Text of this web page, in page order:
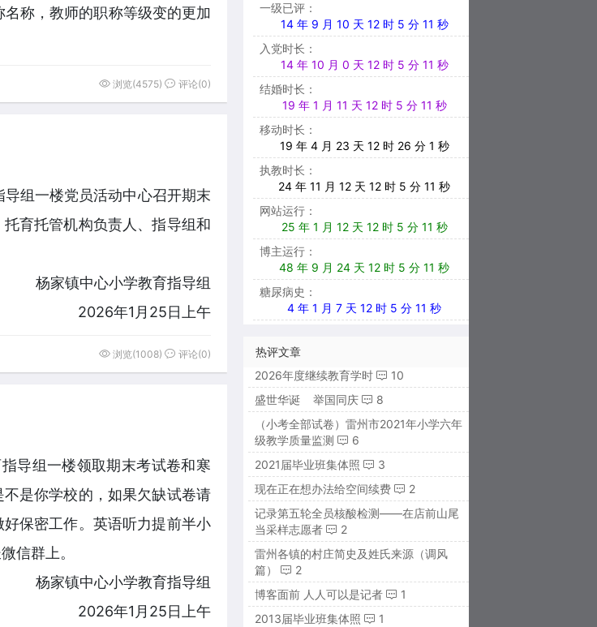
称，教师的职称等级变的更加
浏览(4575) 评论(0)
组一楼党员活动中心召开期末
育托管机构负责人、指导组和
杨家镇中心小学教育指导组
2026年1月25日上午
浏览(1008) 评论(0)
导组一楼领取期末考试卷和寒
是你学校的，如果欠缺试卷请
保密工作。英语听力提前半小
信群上。
杨家镇中心小学教育指导组
2026年1月25日上午
一级已评：
14 年 9 月 10 天 12 时 5 分 12 秒
入党时长：
14 年 10 月 0 天 12 时 5 分 12 秒
结婚时长：
19 年 1 月 11 天 12 时 5 分 12 秒
移动时长：
19 年 4 月 23 天 12 时 26 分 2 秒
执教时长：
24 年 11 月 12 天 12 时 5 分 12 秒
网站运行：
25 年 1 月 12 天 12 时 5 分 12 秒
博主运行：
48 年 9 月 24 天 12 时 5 分 12 秒
糖尿病史：
4 年 1 月 7 天 12 时 5 分 12 秒
热评文章
2026年度继续教育学时
10
盛世华诞 举国同庆
8
（小考全部试卷）雷州市2021年小学六年
级教学质量监测
6
2021届毕业班集体照
3
现在正在想办法给空间续费
2
记录第五轮全员核酸检测——在店前山尾
当采样志愿者
2
雷州各镇的村庄简史及姓氏来源（调风
篇）
2
博客面前 人人可以是记者
1
2013届毕业班集体照
1